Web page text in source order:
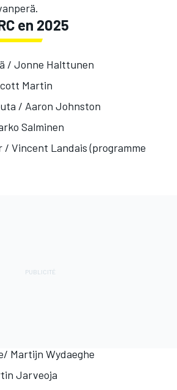
.
en 2025
/ Jonne Halttunen
Martin
/ Aaron Johnston
Salminen
/ Vincent Landais (programme
Martijn Wydaeghe
Jarveoja